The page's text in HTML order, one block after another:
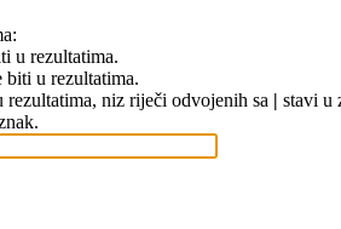
u rezultatima.
biti u rezultatima.
niz riječi odvojenih sa | stavi u